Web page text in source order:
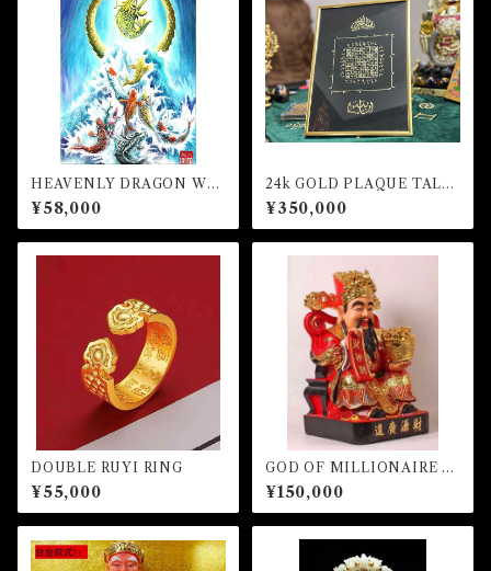
HEAVENLY DRAGON WIT
H ABUNDANCES NINE C
ARPS (額縁あり）
¥58,000
24k GOLD PLAQUE TALIS
MAN FOR HONOR AND R
ICHES
¥350,000
DOUBLE RUYI RING
¥55,000
GOD OF MILLIONAIRE -R
ed ver.-
¥150,000